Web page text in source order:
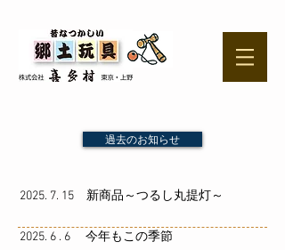
過去のお知らせ
2025. 7. 15 新商品～つるし丸提灯～
2025. 6 . 6 今年もこの季節